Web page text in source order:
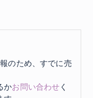
のため、すでに売
かお問い合わせ く